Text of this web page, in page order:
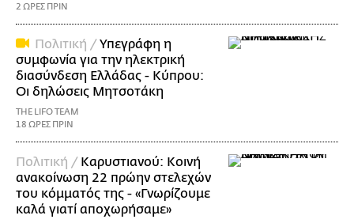
2 ΩΡΕΣ ΠΡΙΝ
Πολιτική /Υπεγράφη η
συμφωνία για την ηλεκτρική
διασύνδεση Ελλάδας - Κύπρου:
Οι δηλώσεις Μητσοτάκη
THE LIFO TEAM
18 ΩΡΕΣ ΠΡΙΝ
Πολιτική / Καρυστιανού: Κοινή
ανακοίνωση 22 πρώην στελεχών
του κόμματός της - «Γνωρίζουμε
καλά γιατί αποχωρήσαμε»